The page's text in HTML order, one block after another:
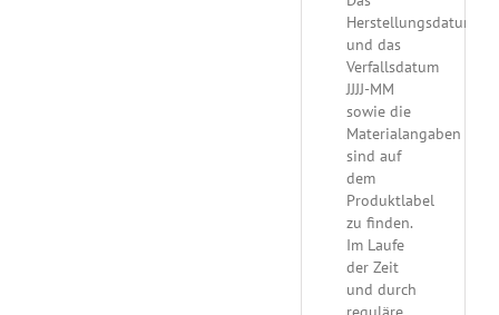
Herstellungsdatum
und das
Verfallsdatum
JJJJ-MM
sowie die
Materialangaben
sind auf
dem
Produktlabel
zu finden.
Im Laufe
der Zeit
und durch